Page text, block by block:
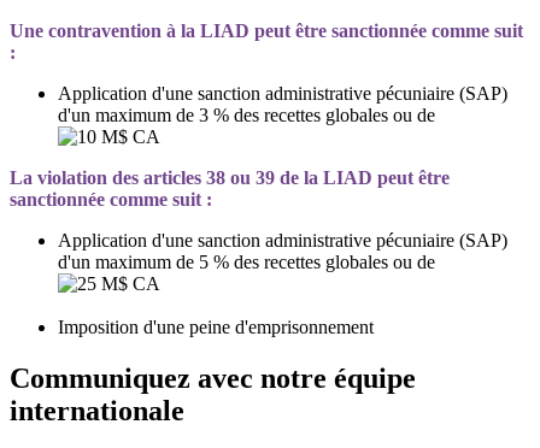
Une contravention à la LIAD peut être sanctionnée comme suit
:
Application d'une sanction administrative pécuniaire (SAP)
d'un maximum de 3 % des recettes globales ou de
La violation des articles 38 ou 39 de la LIAD peut être
sanctionnée comme suit :
Application d'une sanction administrative pécuniaire (SAP)
d'un maximum de 5 % des recettes globales ou de
Imposition d'une peine d'emprisonnement
Communiquez avec notre équipe
internationale